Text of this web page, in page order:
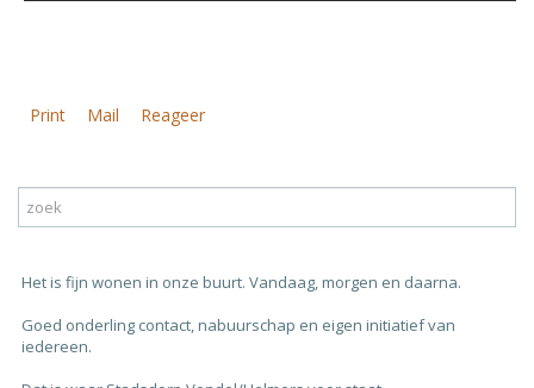
Print Mail Reageer
Het is fijn wonen in onze buurt. Vandaag, morgen en daarna.
Goed onderling contact, nabuurschap en eigen initiatief van
iedereen.